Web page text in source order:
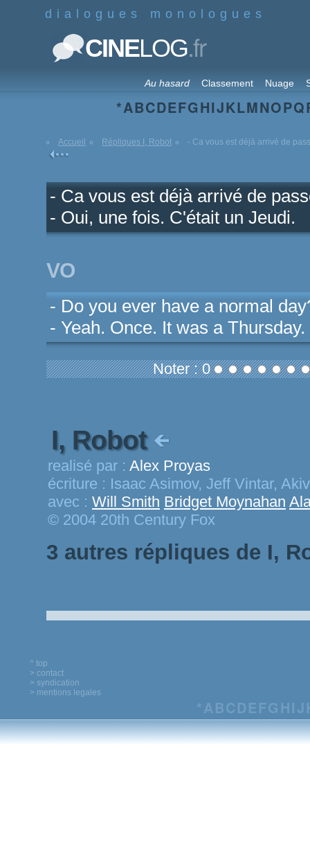
dialogues monologues
CINELOG.fr
Au hasard Classement Nuage
*ABCDEFGHIJKLMNOPQ
Accueil Répliques I, Robot - Ca vous est déjà arrivé de
- Ca vous est déjà arrivé de
- Oui, une fois. C'était un Jeudi.
VO
- Do you ever have a normal
- Yeah. Once. It was a Thursday.
Noter : 0
I, Robot
realisé par : Alex Proyas
écriture : Isaac Asimov, Jeff Vintar,
avec : Will Smith Bridget Moynahan
© 2004 20th Century Fox
3 autres répliques de I,
^ top
> contact
> syndication
> mentions legales
*ABCDEFG HIJ